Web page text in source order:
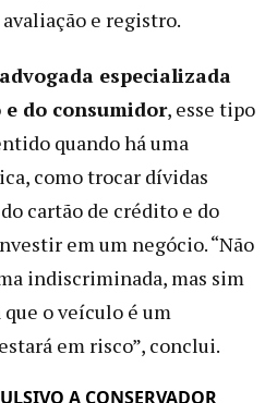
e registro.
especializada
do consumidor, esse tipo
quando há uma
como trocar dívidas
cartão de crédito e do
em um negócio. “Não
indiscriminada, mas sim
o veículo é um
em risco”, conclui.
A CONSERVADOR